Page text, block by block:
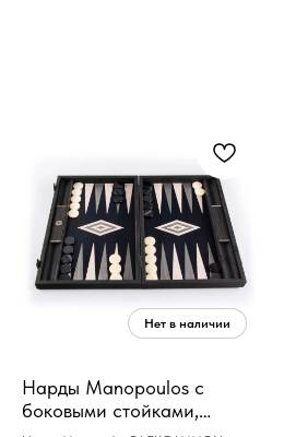
Нарды Manopoulos с
боковыми стойками,